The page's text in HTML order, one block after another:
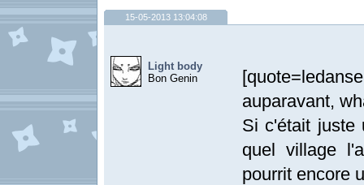
15-05-2013 13:04:08
Light body
Bon Genin
auparavant,
Si c'était juste
quel village
pourrit encore